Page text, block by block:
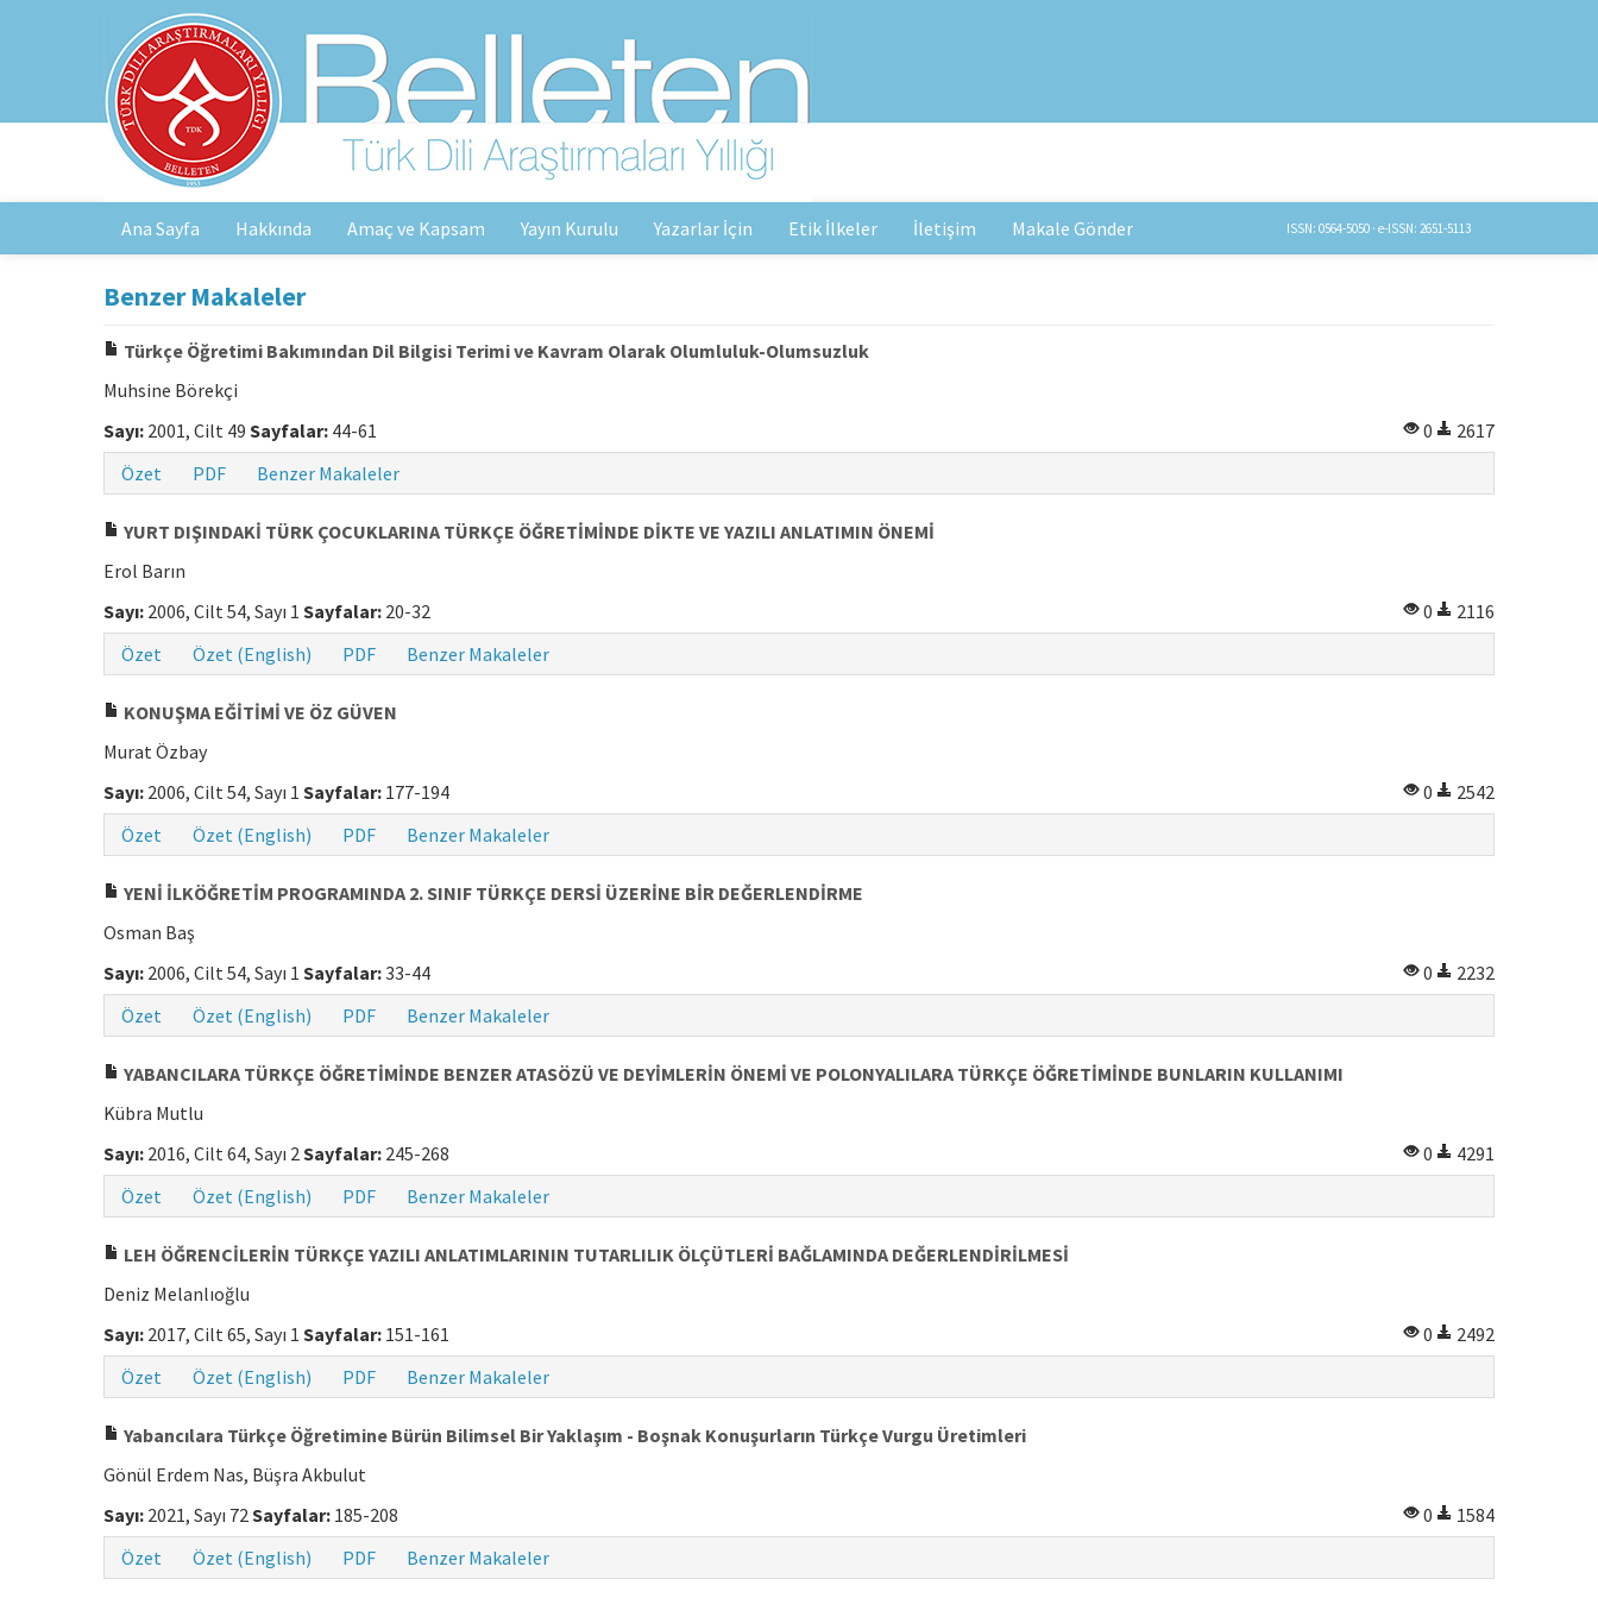
Ana Sayfa Hakkında Amaç ve Kapsam Yayın Kurulu Yazarlar İçin Etik İlkeler İletişim Makale Gönder ISSN: 0564-5050 · e-ISSN: 2651-5113
Benzer Makaleler
Türkçe Öğretimi Bakımından Dil Bilgisi Terimi ve Kavram Olarak Olumluluk-Olumsuzluk
Muhsine Börekçi
Sayı: 2001, Cilt 49 Sayfalar: 44-61 0
2617
Özet
PDF Benzer Makaleler
YURT DIŞINDAKİ TÜRK ÇOCUKLARINA TÜRKÇE ÖĞRETİMİNDE DİKTE VE YAZILI ANLATIMIN ÖNEMİ
Erol Barın
Sayı: 2006, Cilt 54, Sayı 1 Sayfalar: 20-32 0
2116
Özet
Özet (English) PDF Benzer Makaleler
KONUŞMA EĞİTİMİ VE ÖZ GÜVEN
Murat Özbay
Sayı: 2006, Cilt 54, Sayı 1 Sayfalar: 177-194 0
2542
Özet
Özet (English) PDF Benzer Makaleler
YENİ İLKÖĞRETİM PROGRAMINDA 2. SINIF TÜRKÇE DERSİ ÜZERİNE BİR DEĞERLENDİRME
Osman Baş
Sayı: 2006, Cilt 54, Sayı 1 Sayfalar:33-44 0
2232
Özet
Özet (English) PDF Benzer Makaleler
YABANCILARA TÜRKÇE ÖĞRETİMİNDE BENZER ATASÖZÜ VE DEYİMLERİN ÖNEMİ VE POLONYALILARA TÜRKÇE ÖĞRETİMİNDE BUNLARIN KULLANIMI
Kübra Mutlu
Sayı: 2016, Cilt 64, Sayı 2Sayfalar: 245-268 0
4291
Özet
Özet (English) PDF Benzer Makaleler
LEH ÖĞRENCİLERİN TÜRKÇE YAZILI ANLATIMLARININ TUTARLILIK ÖLÇÜTLERİ BAĞLAMINDA DEĞERLENDİRİLMESİ
Deniz Melanlıoğlu
Sayı: 2017, Cilt 65, Sayı 1 Sayfalar: 151-161 0
2492
Özet
Özet (English) PDF Benzer Makaleler
Yabancılara Türkçe Öğretimine Bürün Bilimsel Bir Yaklaşım - Boşnak Konuşurların Türkçe Vurgu Üretimleri
Gönül Erdem Nas, Büşra Akbulut
Sayı: 2021, Sayı 72Sayfalar: 185-208 0
1584
Özet
Özet (English) PDF Benzer Makaleler